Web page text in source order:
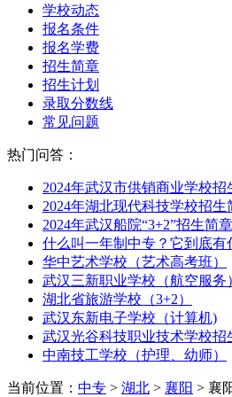
学校动态
报名条件
报名学费
招生简章
招生计划
录取分数线
常见问题
热门问答：
2024年武汉市供销商业学校招
2024年湖北现代科技学校招生
2024年武汉船院“3+2”招生简章
什么叫一年制中专？它到底有
华中艺术学校（艺术高考班）
武汉三新职业学校（航空服务
湖北省旅游学校（3+2）
武汉东新电子学校（计算机)
武汉光谷科技职业技术学校招
中南技工学校（护理、幼师）
当前位置： 中专 > 湖北 > 襄阳 > 襄